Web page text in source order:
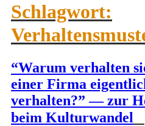
Schlagwort:
“Warum verhalten
einer Firma
verhalten?” — zur
beim Kultur­wandel